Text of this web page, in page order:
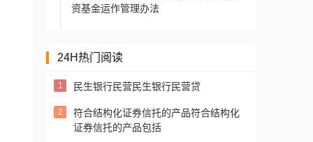
资基金运作管理办法
24H热门阅读
1 民生银行民营民生银行民营贷
2
符合结构化证券信托的产品符合结构化
证券信托的产品包括